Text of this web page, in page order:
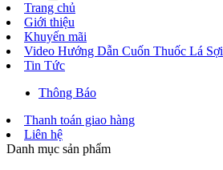
Trang chủ
Giới thiệu
Khuyến mãi
Video Hướng Dẫn Cuốn Thuốc Lá Sợi
Tin Tức
Thông Báo
Thanh toán giao hàng
Liên hệ
Danh mục sản phẩm